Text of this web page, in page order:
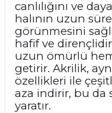
canlılığını ve
halının uzun
görünmesini
hafif ve
uzun ömürlü
getirir. Akrilik,
özellikleri ile
aza indirir, bu da
yaratır.